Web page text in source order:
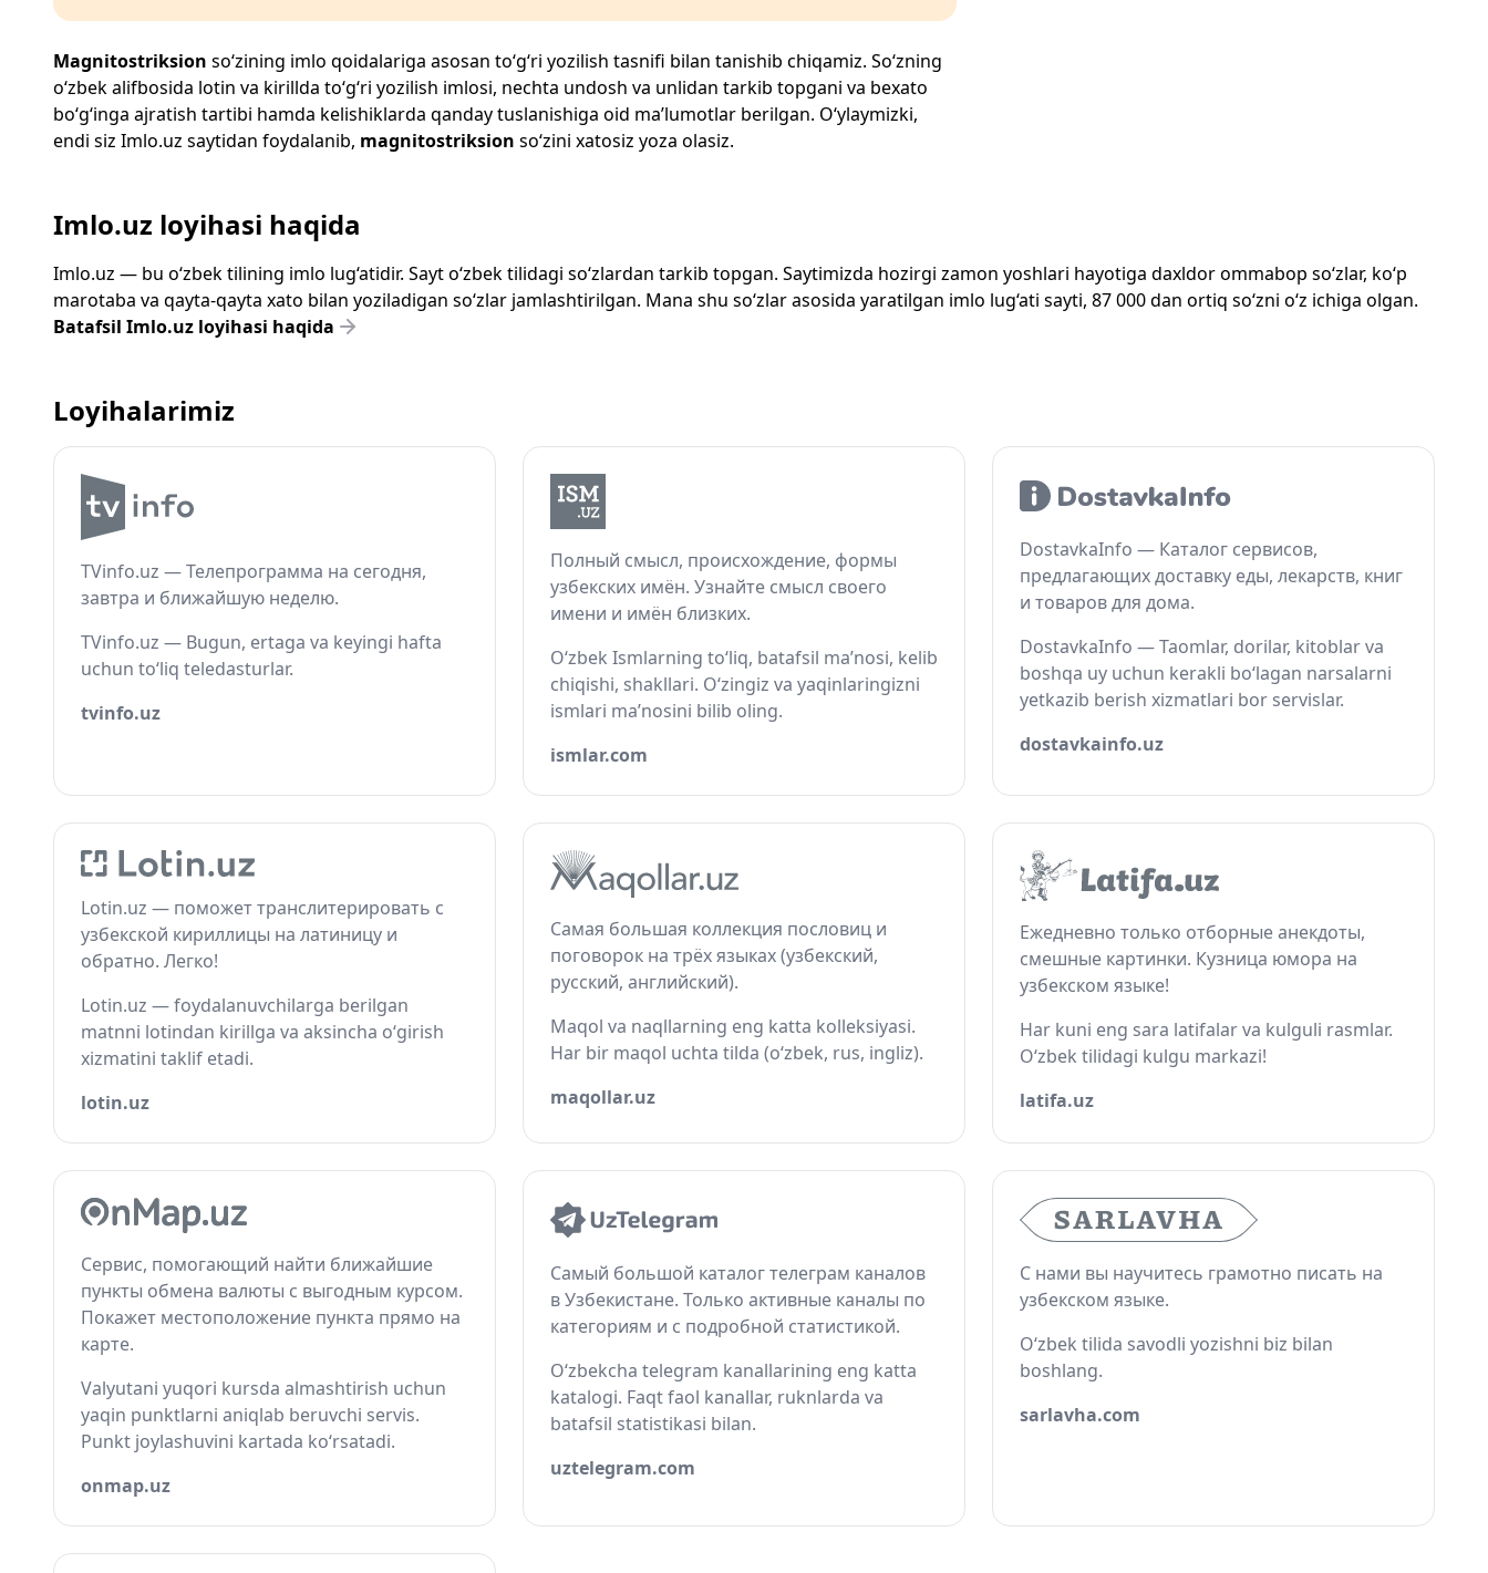
Magnitostriksion so‘zining imlo qoidalariga asosan to‘g‘ri yozilish tasnifi bilan tanishib chiqamiz. So‘zning
o‘zbek alifbosida lotin va kirillda to‘g‘ri yozilish imlosi, nechta undosh va unlidan tarkib topgani va bexato
bo‘g‘inga ajratish tartibi hamda kelishiklarda qanday tuslanishiga oid ma’lumotlar berilgan. O‘ylaymizki,
endi siz Imlo.uz saytidan foydalanib, magnitostriksion so‘zini xatosiz yoza olasiz.
Imlo.uz loyihasi haqida
Imlo.uz — bu o‘zbek tilining imlo lug‘atidir. Sayt o‘zbek tilidagi so‘zlardan tarkib topgan. Saytimizda hozirgi zamon yoshlari hayotiga daxldor ommabop so‘zlar, ko‘p
marotaba va qayta-qayta xato bilan yoziladigan so‘zlar jamlashtirilgan. Mana shu so‘zlar asosida yaratilgan imlo lug‘ati sayti, 87 000 dan ortiq so‘zni o‘z ichiga olgan.
Batafsil Imlo.uz loyihasi haqida
Loyihalarimiz
TVinfo.uz — Телепрограмма на сегодня,
завтра и ближайшую неделю.
TVinfo.uz — Bugun, ertaga va keyingi hafta
uchun to‘liq teledasturlar.
tvinfo.uz
Полный смысл, происхождение, формы
узбекских имён. Узнайте смысл своего
имени и имён близких.
O‘zbek Ismlarning to‘liq, batafsil ma’nosi, kelib
chiqishi, shakllari. O‘zingiz va yaqinlaringizni
ismlari ma’nosini bilib oling.
ismlar.com
DostavkaInfo — Каталог сервисов,
предлагающих доставку еды, лекарств, книг
и товаров для дома.
DostavkaInfo — Taomlar, dorilar, kitoblar va
boshqa uy uchun kerakli bo‘lagan narsalarni
yetkazib berish xizmatlari bor servislar.
dostavkainfo.uz
Lotin.uz — поможет транслитерировать с
узбекской кириллицы на латиницу и
обратно. Легко!
Lotin.uz — foydalanuvchilarga berilgan
matnni lotindan kirillga va aksincha o‘girish
xizmatini taklif etadi.
lotin.uz
Самая большая коллекция пословиц и
поговорок на трёх языках (узбекский,
русский, английский).
Maqol va naqllarning eng katta kolleksiyasi.
Har bir maqol uchta tilda (o‘zbek, rus, ingliz).
maqollar.uz
Ежедневно только отборные анекдоты,
смешные картинки. Кузница юмора на
узбекском языке!
Har kuni eng sara latifalar va kulguli rasmlar.
O‘zbek tilidagi kulgu markazi!
latifa.uz
Сервис, помогающий найти ближайшие
пункты обмена валюты с выгодным курсом.
Покажет местоположение пункта прямо на
карте.
Valyutani yuqori kursda almashtirish uchun
yaqin punktlarni aniqlab beruvchi servis.
Punkt joylashuvini kartada ko‘rsatadi.
onmap.uz
Самый большой каталог телеграм каналов
в Узбекистане. Только активные каналы по
категориям и с подробной статистикой.
O‘zbekcha telegram kanallarining eng katta
katalogi. Faqt faol kanallar, ruknlarda va
batafsil statistikasi bilan.
uztelegram.com
С нами вы научитесь грамотно писать на
узбекском языке.
O‘zbek tilida savodli yozishni biz bilan
boshlang.
sarlavha.com